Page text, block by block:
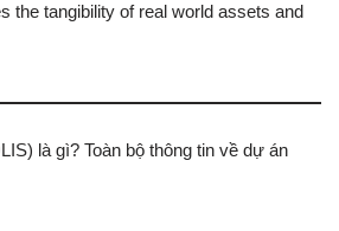
the tangibility of real world assets and
là gì? Toàn bộ thông tin về dự án